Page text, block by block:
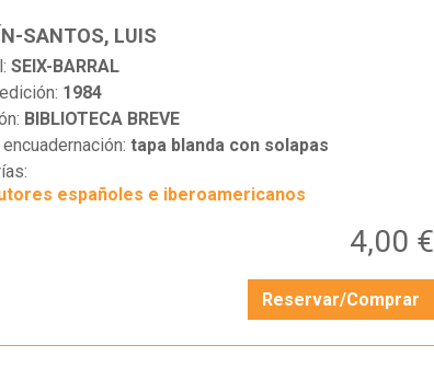
SANTOS, LUIS
SEIX-BARRAL
1984
BIBLIOTECA BREVE
tapa blanda con solapas
españoles e iberoamericanos
4,00 €
Reservar/Comprar